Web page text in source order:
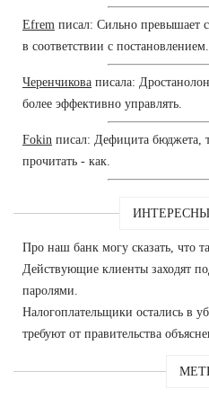
Efrem писал: Сильно превышает
в соответствии с постановлением.
Черенчикова писала:
более эффективно управлять.
Fokin писал: Дефицита бюджета,
прочитать - как.
Про наш банк могу сказать, что
Действующие клиенты заходят
паролями.
Налогоплательщики остались в
требуют от правительства